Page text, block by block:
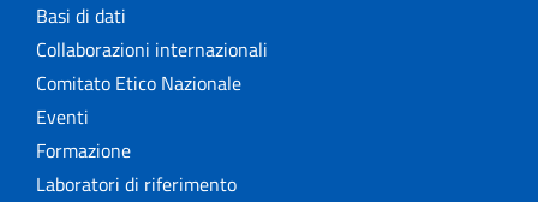
Basi di dati
Collaborazioni internazionali
Comitato Etico Nazionale
Eventi
Formazione
Laboratori di riferimento